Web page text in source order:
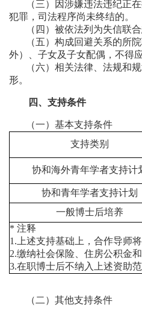
（三）因涉嫌违法违纪正在
犯罪，司法程序尚未终结的。
（四）被依法列为失信联合
（五）构成回避关系的所院
外）、子女及子女配偶，不得
（六）相关法律、法规和规
形。
四、支持条件
（一）基本支持条件
支持类别
协和海外青年学者支持计
协和青年学者支持计划
一般博士后培养
* 注释
1. 上述支持基础上，合作导师
2.缴纳社会保险、住房公积金
3.在职博士后不纳入上述资助
（二）其他支持条件